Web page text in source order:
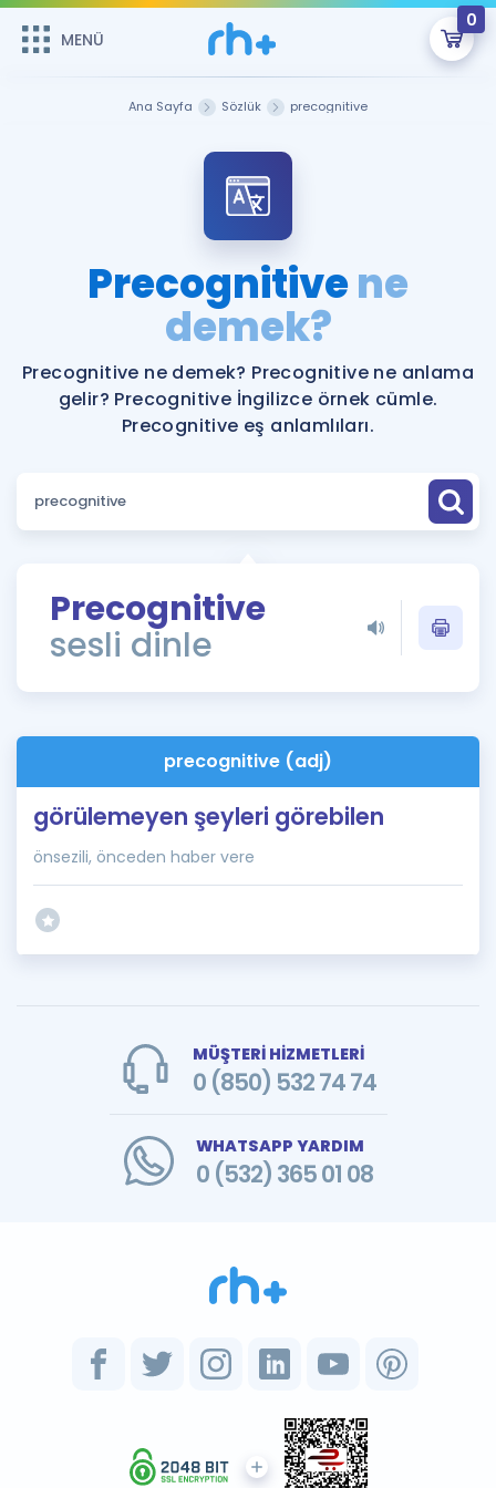
MENÜ
0
Şifremi Hatırlamıyorum
Sepetin Şu An Boş.
Remzi Hoca ile seni sınava hazırlayacak onlarca eğitim seni
bekliyor!
MENÜ
Katılımcı Görüşleri
Faydalı Araçlar
Ücretsiz Kaynaklar
Puan Hesaplama
ÖSYM Sınav Takvimi
Kampanyalar
İngilizce Gramer
İngilizce Gramer
Ana Sayfa Sözlük precognitive
Precognitivene
demek?
Precognitive ne demek? Precognitive ne anlama
gelir? Precognitive İngilizce örnek cümle.
Precognitive eş anlamlıları.
Precognitive
sesli dinle
precognitive (adj)
görülemeyen şeyleri görebilen
önsezili, önceden haber vere
MÜŞTERİ HİZMETLERİ
0 (850) 532 74 74
WHATSAPP YARDIM
0 (532) 365 01 08